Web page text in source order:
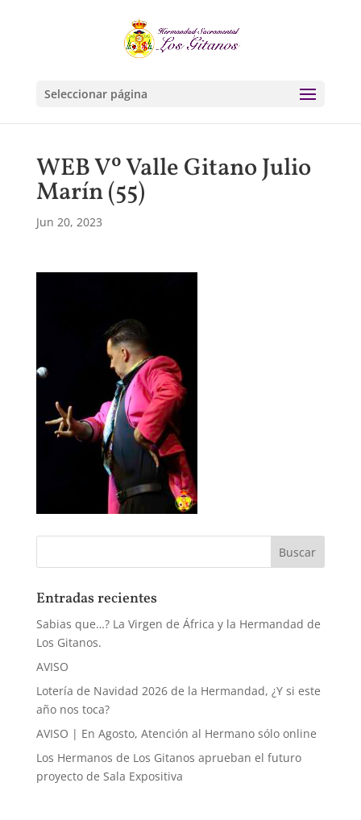
Seleccionar página
WEB Vº Valle Gitano Julio
Marín (55)
Jun 20, 2023
Entradas recientes
Sabias que…? La Virgen de África y la Hermandad de
Los Gitanos.
AVISO
Lotería de Navidad 2026 de la Hermandad, ¿Y si este
año nos toca?
AVISO | En Agosto, Atención al Hermano sólo online
Los Hermanos de Los Gitanos aprueban el futuro
proyecto de Sala Expositiva